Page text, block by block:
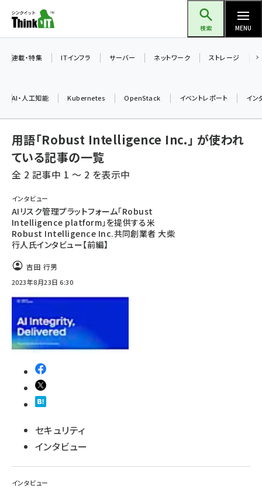
ン
ツ
検索 MENU
ai (2475)
加藤銘のチーム貢献～仲間と築いた勝利の絆～ (2297)
iot女子会 (2248)
北海道をのんびり旅する晴山佳須夫のヒント集！ (2008)
drupal (1929)
genai (1468)
abc123 (1341)
ai crunch (1340)
連載・特集 ITインフラ サーバー ネットワーク ストレージ
AI・人工知能 Kubernetes OpenStack イベントレポート イン
用語「Robust Intelligence Inc.」 が使われ
ている記事の一覧
全 2 記事中 1 ～ 2 を表示中
インタビュー
AIリスク管理プラットフォーム「Robust
Intelligence platform」を提供する米
Robust Intelligence Inc.共同創業者 大柴
行人氏インタビュー【前編】
吉田 行男
2023年8月23日 6:30
セキュリティ
インタビュー
インタビュー